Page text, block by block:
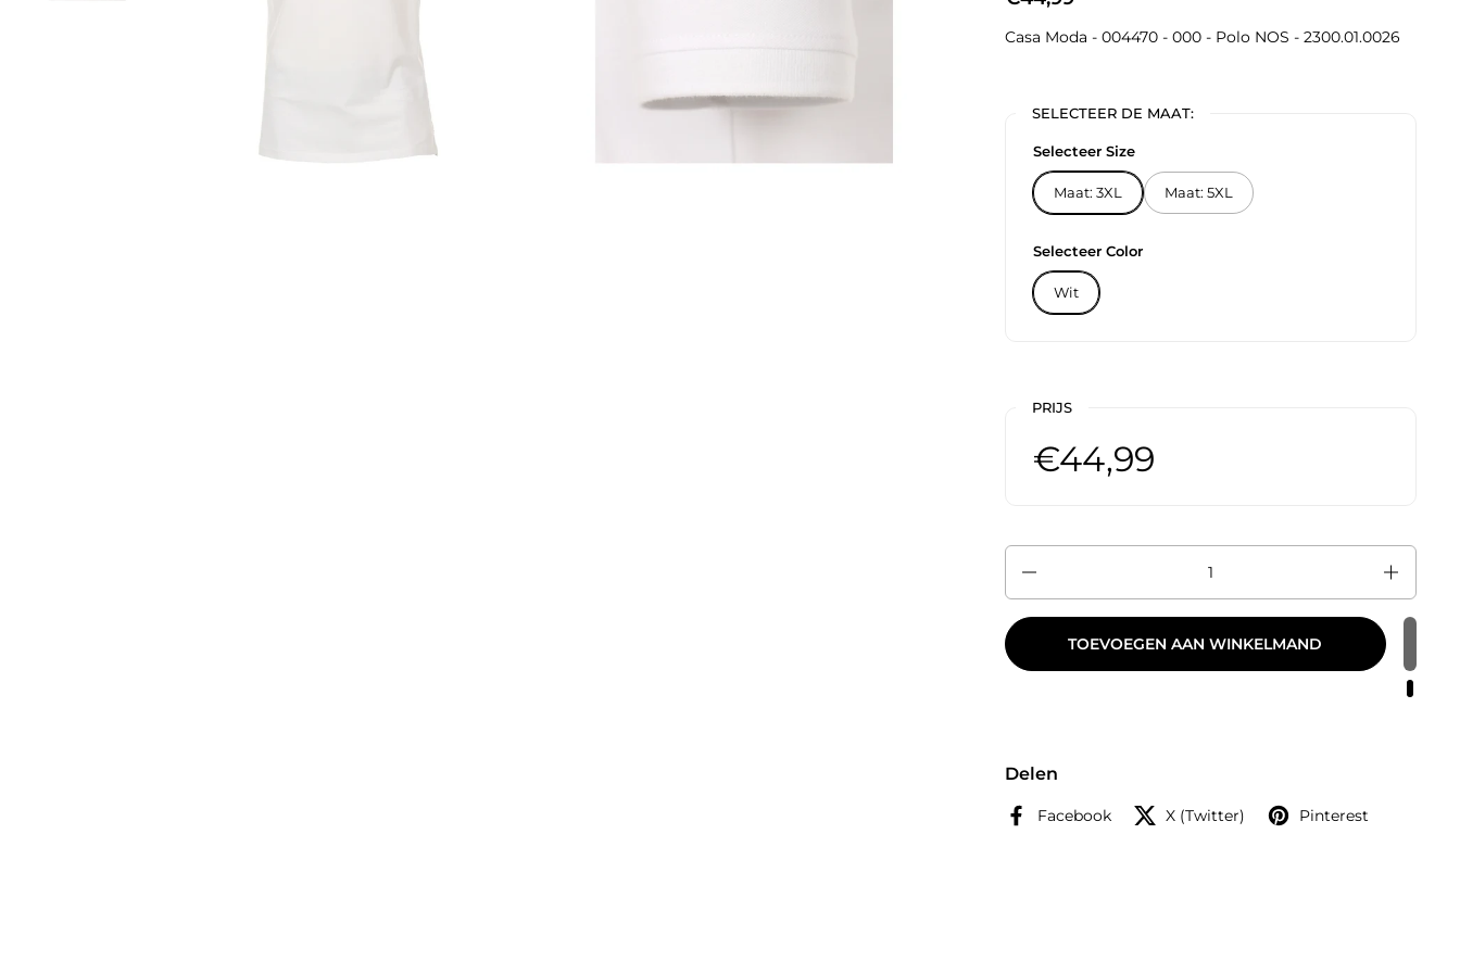
Casa Moda - 004470 - 000 - Polo NOS - 2300.01.0026
SELECTEER DE MAAT:
Selecteer Size
Maat: 3XL Maat: 5XL
Selecteer Color
Wit
PRIJS
€44,99
Aantal
TOEVOEGEN AAN WINKELMAND
Delen
Facebook X (Twitter) Pinterest